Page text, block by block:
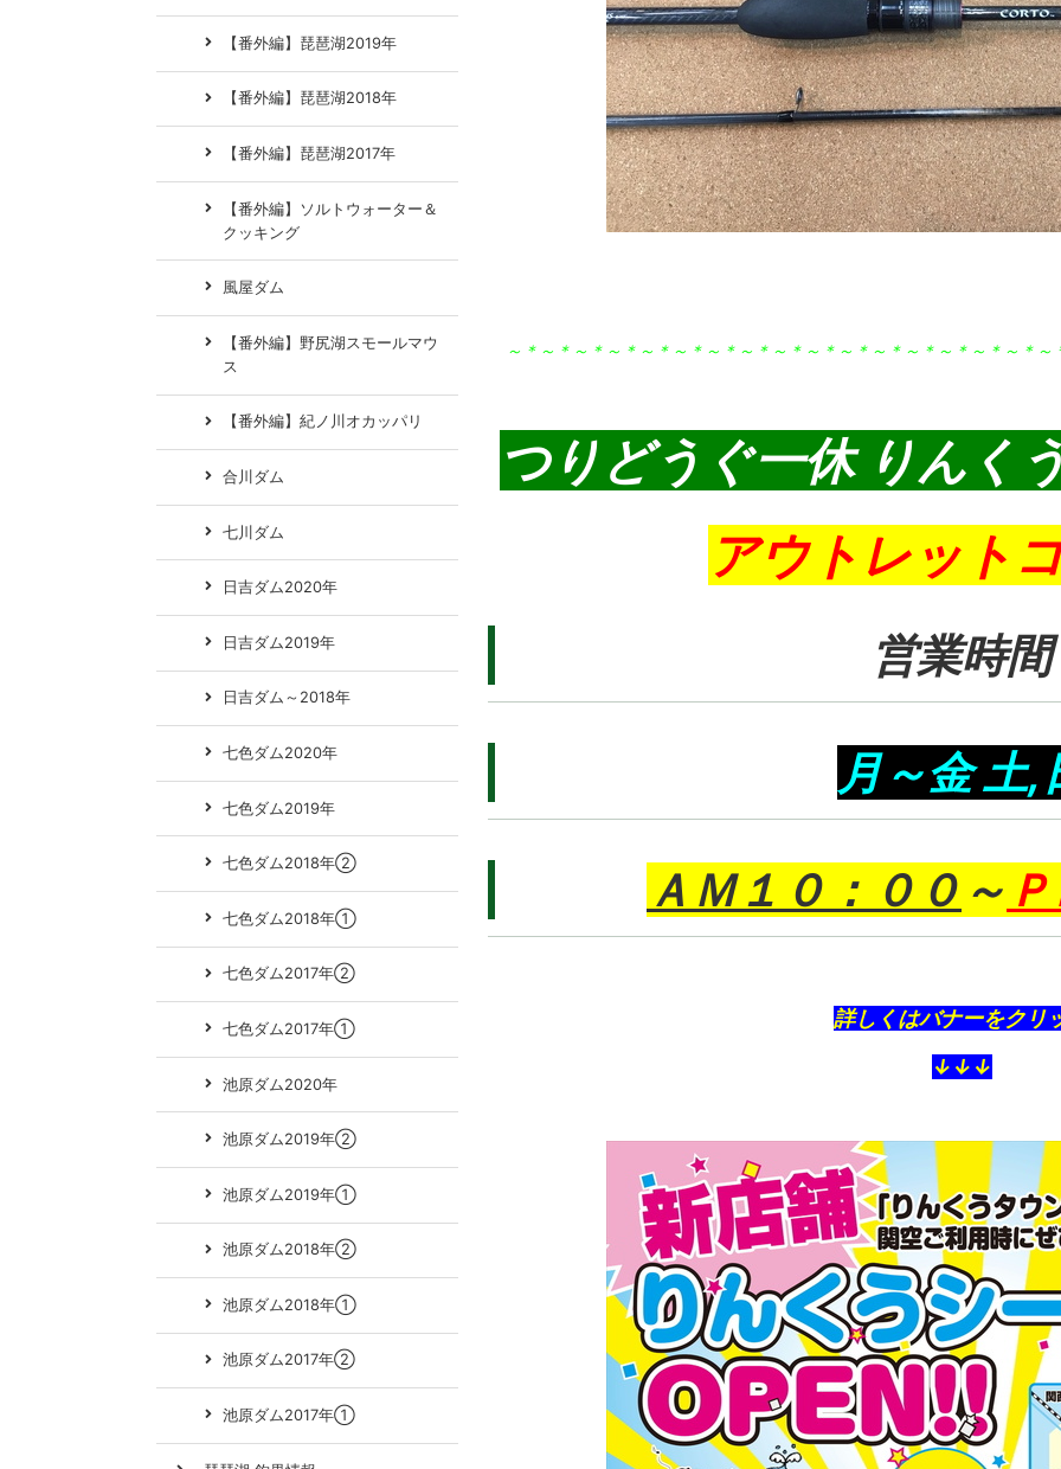
～＊～＊～＊～＊～＊～＊～＊～＊～＊～＊～＊～＊～＊～＊～＊～＊
つりどうぐ一休 りんく
アウトレット
営業時間
月～金 土,
ＡＭ１０：００ ～
詳しくはバナーをクリ
↓↓↓
【番外編】琵琶湖2019年
【番外編】琵琶湖2018年
【番外編】琵琶湖2017年
【番外編】ソルトウォーター＆
クッキング
風屋ダム
【番外編】野尻湖スモールマウ
ス
【番外編】紀ノ川オカッパリ
合川ダム
七川ダム
日吉ダム2020年
日吉ダム2019年
日吉ダム～2018年
七色ダム2020年
七色ダム2019年
七色ダム2018年②
七色ダム2018年①
七色ダム2017年②
七色ダム2017年①
池原ダム2020年
池原ダム2019年②
池原ダム2019年①
池原ダム2018年②
池原ダム2018年①
池原ダム2017年②
池原ダム2017年①